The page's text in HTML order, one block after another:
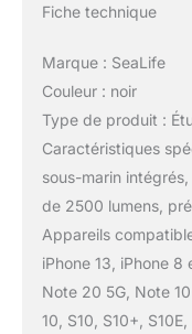
Fiche technique
Marque : SeaLife
Couleur : noir
Type de produit :
Caractéristiques
sous-marin
de 2500 lumens,
Appareils
iPhone 13, iPhone 8
Note 20 5G, Note
10, S10, S10+,